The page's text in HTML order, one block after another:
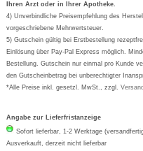
Wick
Eucerin
Basica
Ihren Arzt oder in Ihrer Apotheke.
4) Unverbindliche Preisempfehlung des
vorgeschriebene Mehrwertsteuer.
5) Gutschein gültig bei Erstbestellung
Einlösung über Pay-Pal Express möglich.
Bestellung. Gutschein nur einmal pro Kunde
den Gutscheinbetrag bei unberechtigter
*Alle Preise inkl. gesetzl. MwSt., zzgl.
Angabe zur Lieferfristanzeige
Sofort lieferbar, 1-2 Werktage
Ausverkauft, derzeit nicht lieferbar